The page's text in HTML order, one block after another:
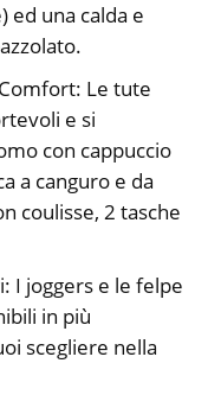
ed una calda e
Le tute
e si
con cappuccio
a canguro e da
coulisse, 2 tasche
I joggers e le felpe
in più
scegliere nella